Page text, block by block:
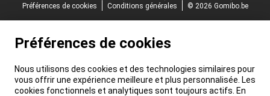
Préférences de cookies
Conditions générales © 2026 Gomibo.be
Préférences de cookies
Nous utilisons des cookies et des technologies similaires pour
vous offrir une expérience meilleure et plus personnalisée. Les
cookies fonctionnels et analytiques sont toujours actifs. En